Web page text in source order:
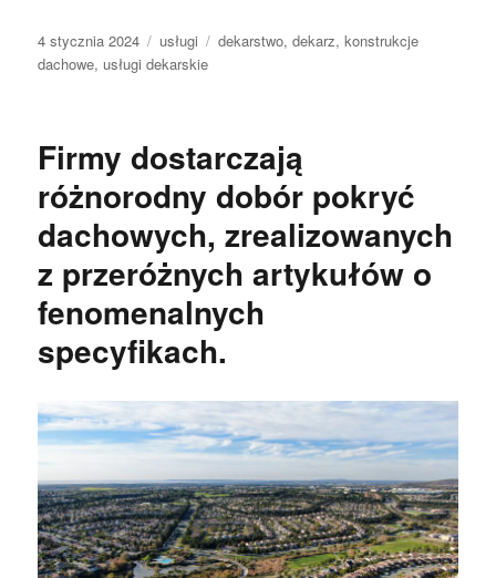
Data
publikacji
4 stycznia 2024 Kategorie
usługi Tagi
dekarstwo,dekarz,konstrukcje
dachowe, usługi dekarskie
Firmy dostarczają
różnorodny dobór pokryć
dachowych, zrealizowanych
z przeróżnych artykułów o
fenomenalnych
specyfikach.